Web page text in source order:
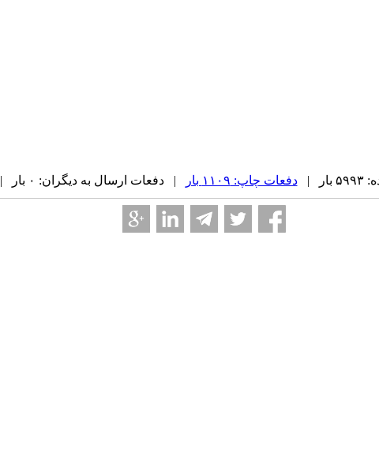
| دفعات چاپ: ۱۱۰۹ بار | دفعات ارسال به دیگران: ۰ بار |